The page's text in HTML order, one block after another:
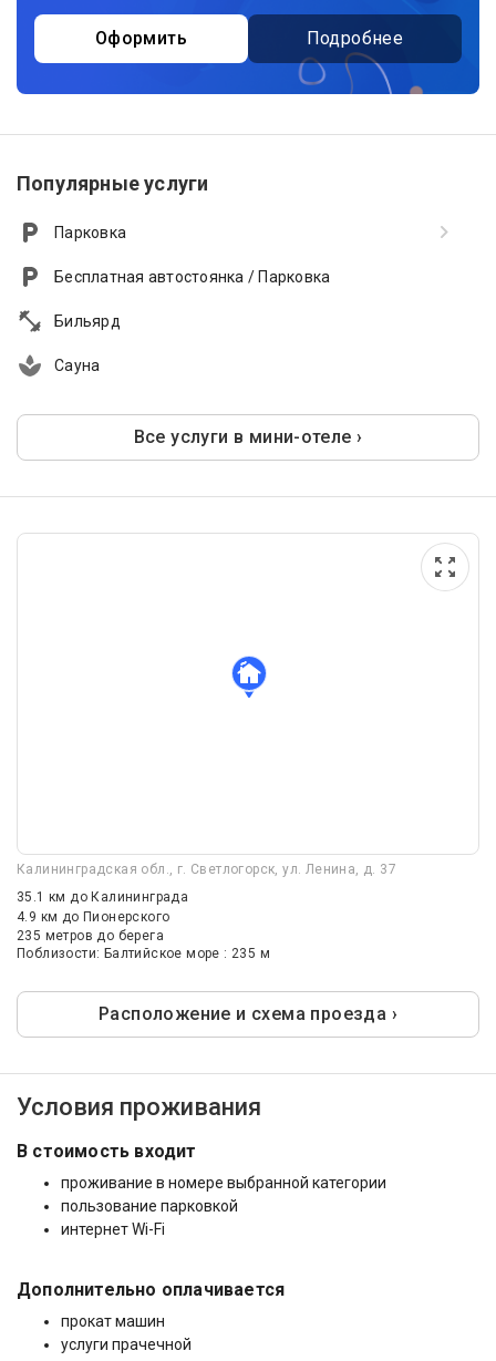
Оформить Подробнее
Популярные услуги
Парковка
Бесплатная автостоянка / Парковка
Бильярд
Сауна
Все услуги в мини-отеле ›
Калининградская обл., г. Светлогорск, ул. Ленина, д. 37
35.1 кмдо Калининграда
4.9 км до Пионерского
235 метров до берега
Поблизости: Балтийское море : 235 м
Расположение и схема проезда ›
Условия проживания
В стоимость входит
проживание в номере выбранной категории
пользование парковкой
интернет Wi-Fi
Дополнительно оплачивается
прокат машин
услуги прачечной